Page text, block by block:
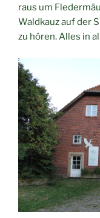
raus um
Waldkauz auf der
zu hören. Alles in